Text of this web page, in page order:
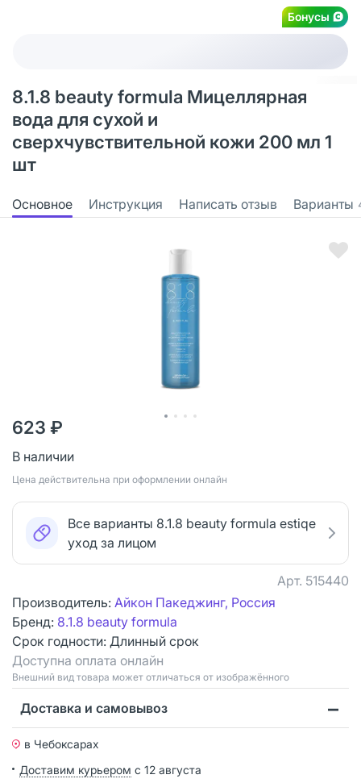
Бонусы
8.1.8 beauty formula Мицеллярная
вода для сухой и
сверхчувствительной кожи 200 мл 1
шт
Основное Инструкция Написать отзыв Варианты
623 ₽
В наличии
Цена действительна при оформлении онлайн
Все варианты 8.1.8 beauty formula estiqe
уход за лицом
Арт. 515440
Производитель: Айкон Пакеджинг, Россия
Бренд: 8.1.8 beauty formula
Срок годности: Длинный срок
Доступна оплата онлайн
Bнешний вид товара может отличаться от изображённого
Доставка и самовывоз
в Чебоксарах
Доставим курьером с 12 августа